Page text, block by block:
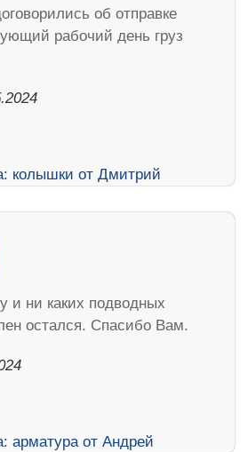
об отправке
рабочий день груз
и ни каких подводных
остался. Спасибо Вам.